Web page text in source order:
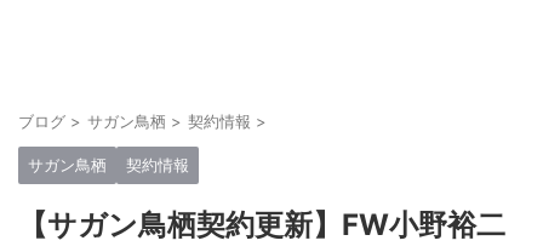
ブログ > サガン鳥栖 > 契約情報 >
サガン鳥栖 契約情報
【サガン鳥栖契約更新】FW小野裕二